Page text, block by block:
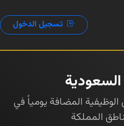
تسجيل الدخول
المضافة يومياً في
المملكة